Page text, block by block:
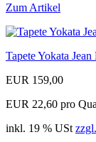
Zum Artikel
Tapete Yokata
EUR 159,00
EUR 22,60 pro
inkl. 19 % USt